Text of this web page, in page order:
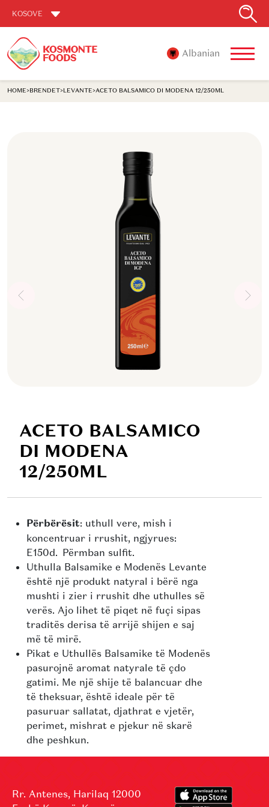
KOSOVE
Albanian
HOME>BRENDET>LEVANTE>ACETO BALSAMICO DI MODENA 12/250ML
ACETO BALSAMICO
DI MODENA
12/250ML
Përbërësit: uthull vere, mish i
koncentruar i rrushit, ngjyrues:
E150d. Përmban sulfit.
Uthulla Balsamike e Modenës Levante
është një produkt natyral i bërë nga
mushti i zier i rrushit dhe uthulles së
verës. Ajo lihet të piqet në fuçi sipas
traditës derisa të arrijë shijen e saj
më të mirë.
Pikat e Uthullës Balsamike të Modenës
pasurojnë aromat natyrale të çdo
gatimi. Me një shije të balancuar dhe
të theksuar, është ideale për të
pasuruar sallatat, djathrat e vjetër,
perimet, mishrat e pjekur në skarë
dhe peshkun.
Rr. Antenes, Harilaq 12000